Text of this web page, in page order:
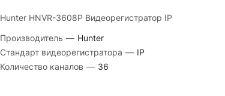
Hunter HNVR-3608P Видеорегистратор IP
Производитель — Hunter
Стандарт видеорегистратора — IP
Количество каналов — 36